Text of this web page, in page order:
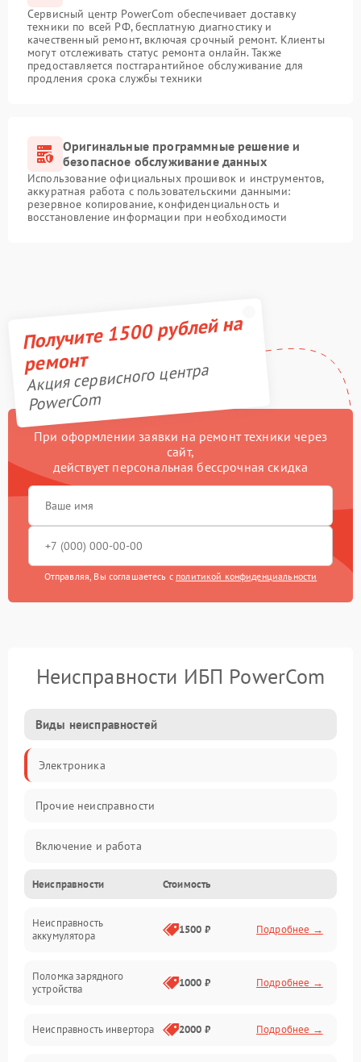
Сервисный центр PowerCom обеспечивает доставку
техники по всей РФ, бесплатную диагностику и
качественный ремонт, включая срочный ремонт. Клиенты
могут отслеживать статус ремонта онлайн. Также
предоставляется постгарантийное обслуживание для
продления срока службы техники
Оригинальные программные решение и
безопасное обслуживание данных
Использование официальных прошивок и инструментов,
аккуратная работа с пользовательскими данными:
резервное копирование, конфиденциальность и
восстановление информации при необходимости
Получите 1500 рублей на
ремонт
Акция сервисного центра
PowerCom
При оформлении заявки на ремонт техники через
сайт,
действует персональная бессрочная скидка
Отправляя, Вы соглашаетесь с политикой конфиденциальности
Неисправности ИБП PowerCom
Виды неисправностей
Электроника
Прочие неисправности
Включение и работа
Работа с нагрузкой
Звук и индикация
Неисправности Стоимость
Неисправность
аккумулятора
1500 ₽ Подробнее →
Поломка зарядного
устройства
1000 ₽ Подробнее →
Неисправность инвертора 2000 ₽ Подробнее →